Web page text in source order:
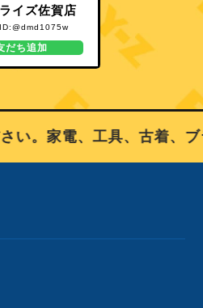
イズ佐賀店
だち追加
家電、工具、古着、ブ